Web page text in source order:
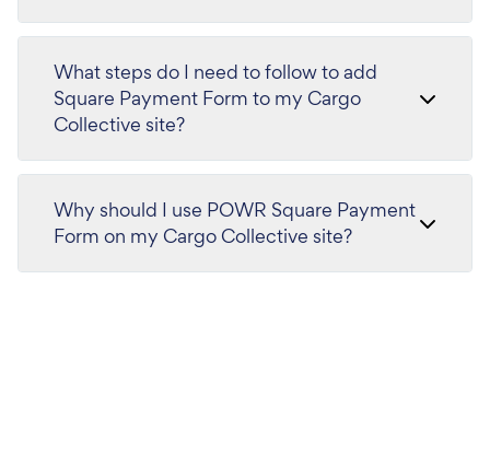
What steps do I need to follow to add
Square Payment Form to my Cargo
Collective site?
Why should I use POWR Square Payment
Form on my Cargo Collective site?